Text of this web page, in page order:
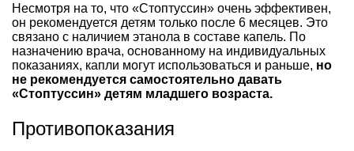
Несмотря на то, что «Стоптуссин» очень эффективен,
он рекомендуется детям только после 6 месяцев. Это
связано с наличием этанола в составе капель. По
назначению врача, основанному на индивидуальных
показаниях, капли могут использоваться и раньше, но
не рекомендуется самостоятельно давать
«Стоптуссин» детям младшего возраста.
Противопоказания